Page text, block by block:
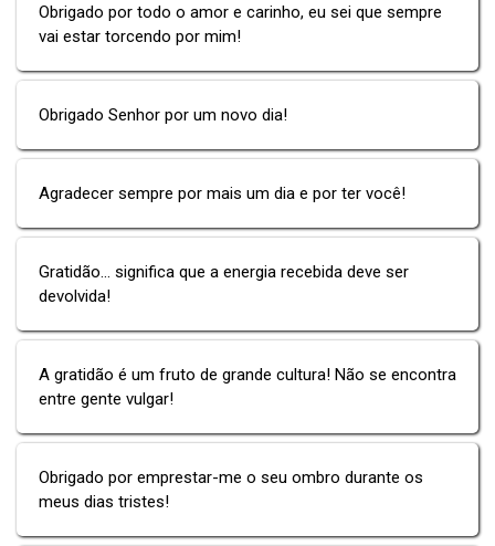
Obrigado por todo o amor e carinho, eu sei que sempre
vai estar torcendo por mim!
Obrigado Senhor por um novo dia!
Agradecer sempre por mais um dia e por ter você!
Gratidão... significa que a energia recebida deve ser
devolvida!
A gratidão é um fruto de grande cultura! Não se encontra
entre gente vulgar!
Obrigado por emprestar-me o seu ombro durante os
meus dias tristes!